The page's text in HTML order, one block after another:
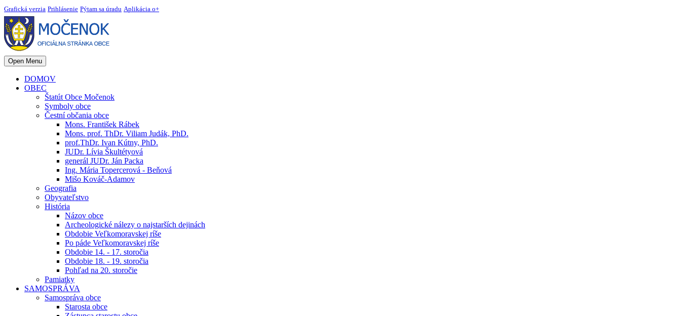
Grafická verzia Prihlásenie Pýtam sa úradu Aplikácia o+
Open Menu
DOMOV
OBEC
Štatút Obce Močenok
Symboly obce
Čestní občania obce
Mons. František Rábek
Mons. prof. ThDr. Viliam Judák, PhD.
prof.ThDr. Ivan Kútny, PhD.
JUDr. Lívia Škultétyová
generál JUDr. Ján Packa
Ing. Mária Topercerová - Beňová
Mišo Kováč-Adamov
Geografia
Obyvateľstvo
História
Názov obce
Archeologické nálezy o najstarších dejinách
Obdobie Veľkomoravskej ríše
Po páde Veľkomoravskej ríše
Obdobie 14. - 17. storočia
Obdobie 18. - 19. storočia
Pohľad na 20. storočie
Pamiatky
SAMOSPRÁVA
Samospráva obce
Starosta obce